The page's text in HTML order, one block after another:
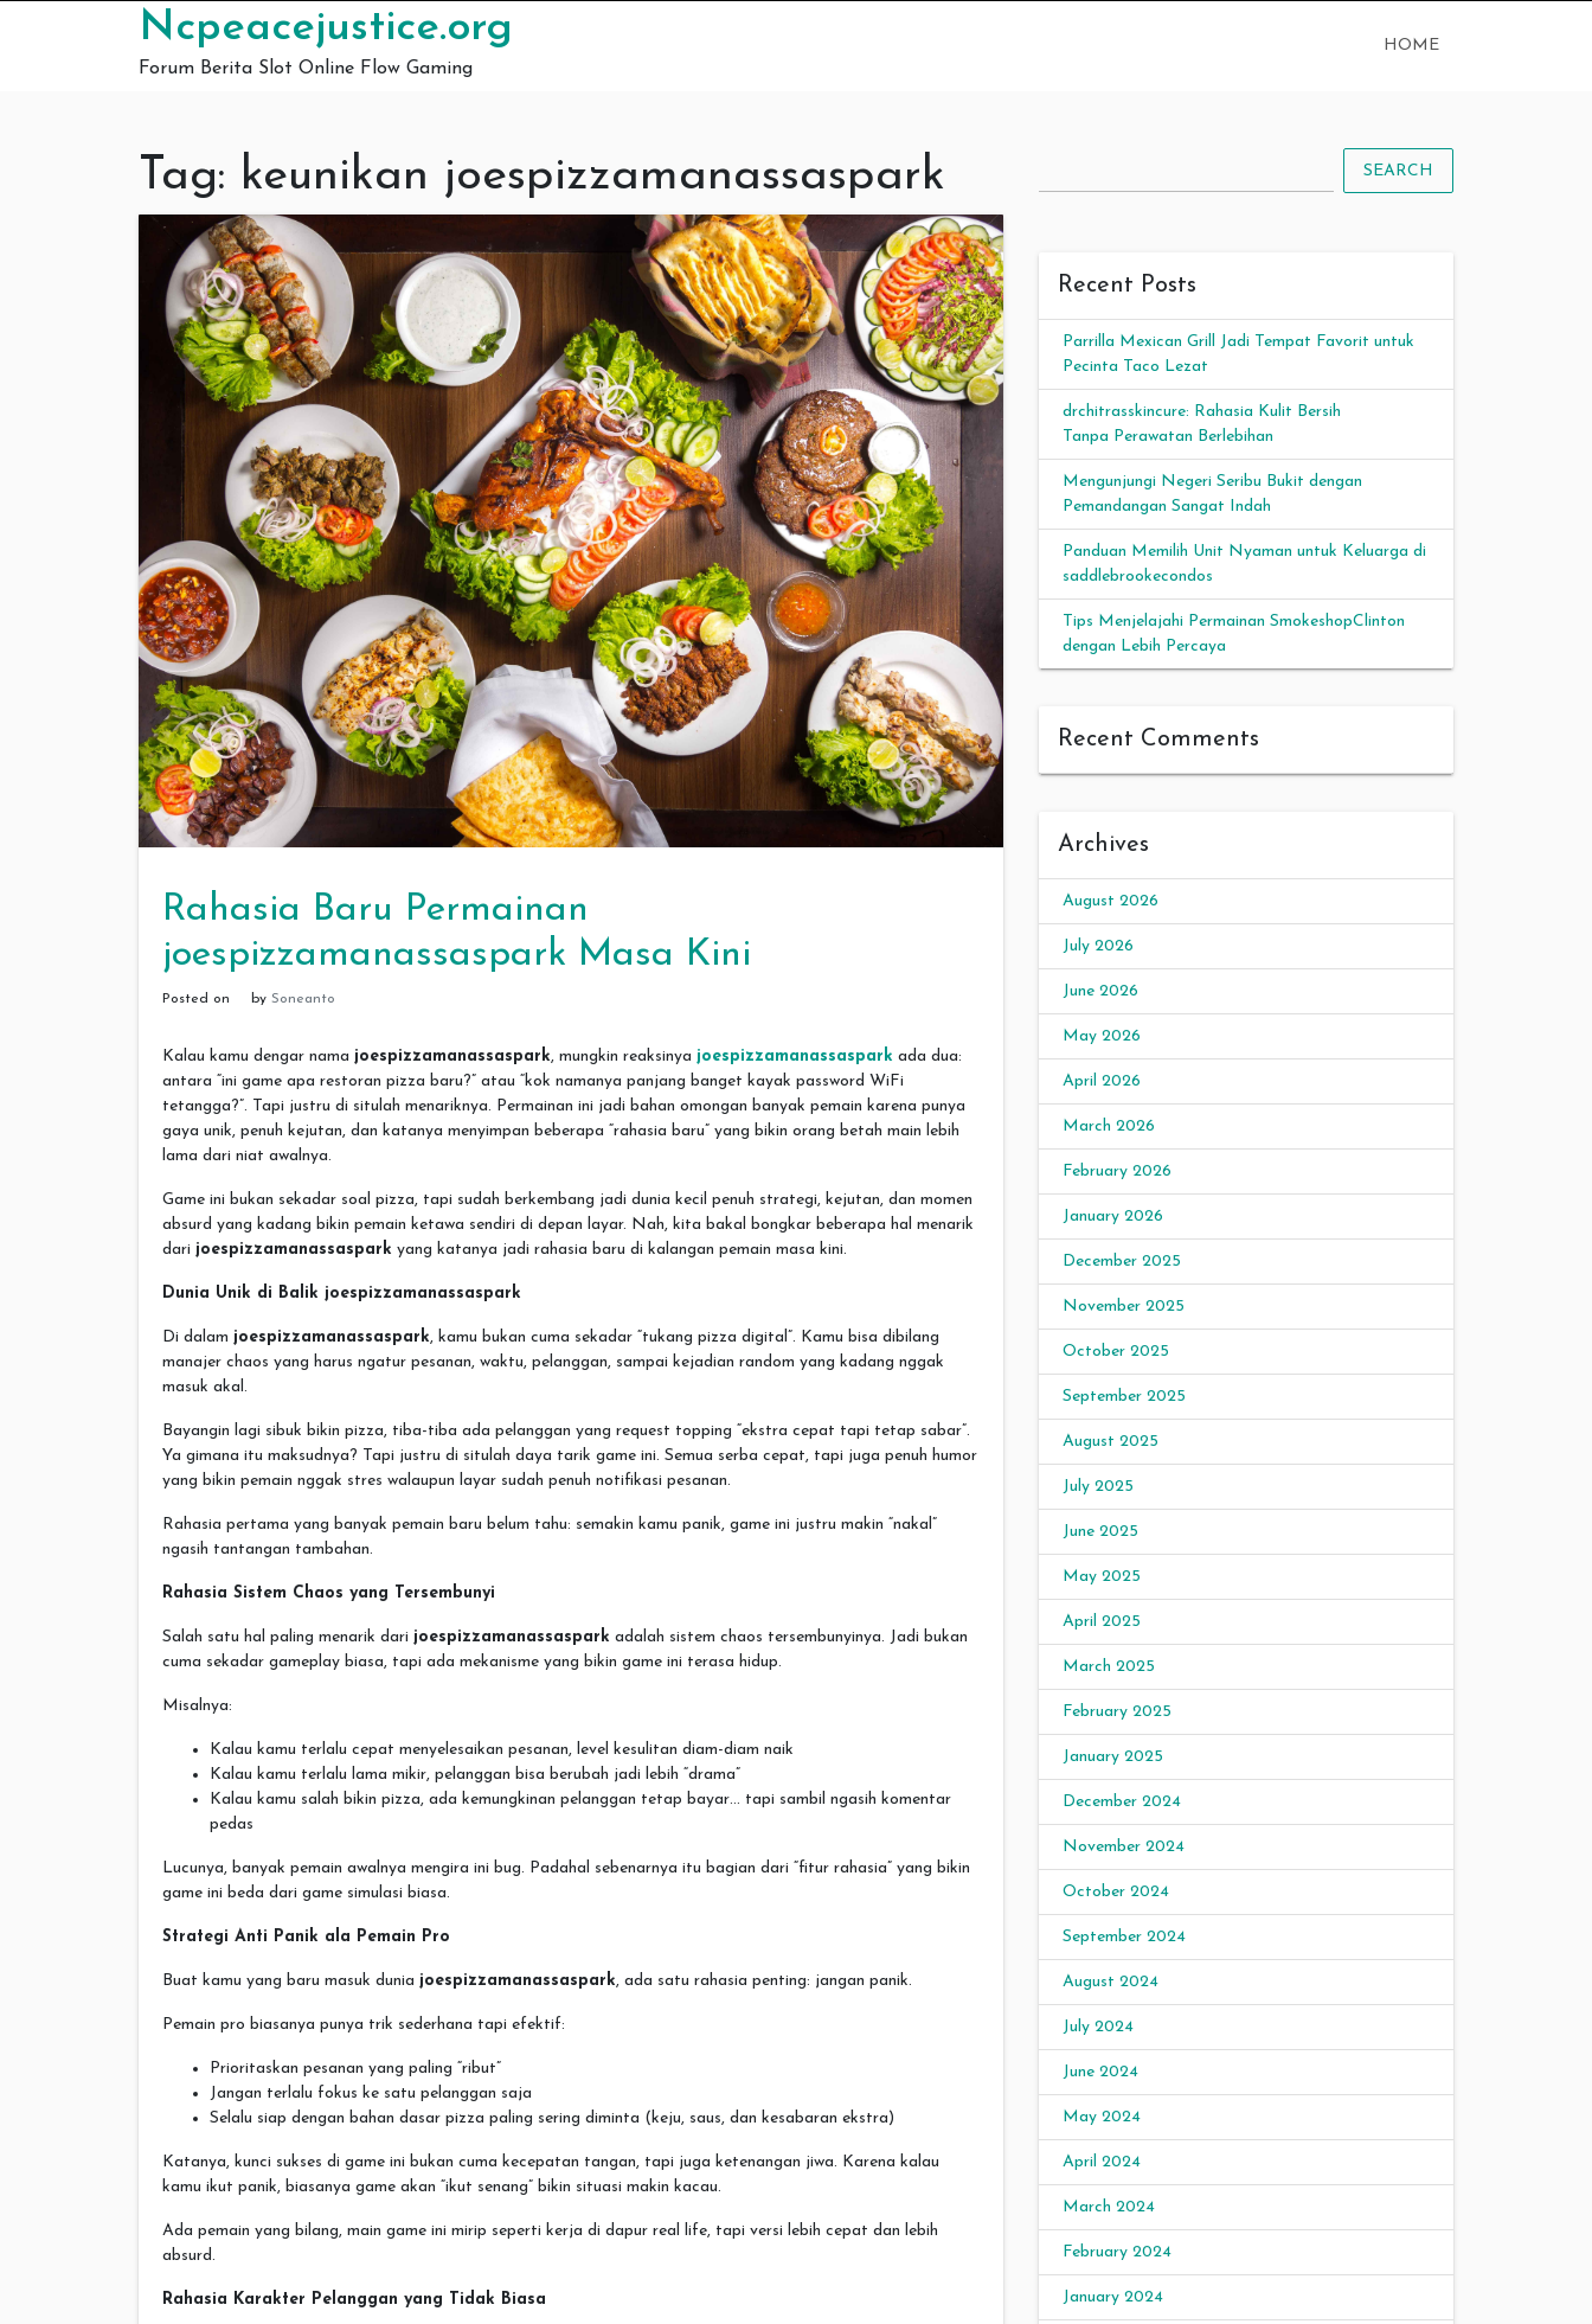
Ncpeacejustice.org
Forum Berita Slot Online Flow Gaming
HOME
Tag: keunikan joespizzamanassaspark
Rahasia Baru Permainan
joespizzamanassaspark Masa Kini
Posted on by Soneanto
Kalau kamu dengar nama joespizzamanassaspark, mungkin reaksinya joespizzamanassaspark ada dua:
antara “ini game apa restoran pizza baru?” atau “kok namanya panjang banget kayak password WiFi
tetangga?”. Tapi justru di situlah menariknya. Permainan ini jadi bahan omongan banyak pemain karena punya
gaya unik, penuh kejutan, dan katanya menyimpan beberapa “rahasia baru” yang bikin orang betah main lebih
lama dari niat awalnya.
Game ini bukan sekadar soal pizza, tapi sudah berkembang jadi dunia kecil penuh strategi, kejutan, dan momen
absurd yang kadang bikin pemain ketawa sendiri di depan layar. Nah, kita bakal bongkar beberapa hal menarik
dari joespizzamanassaspark yang katanya jadi rahasia baru di kalangan pemain masa kini.
Dunia Unik di Balik joespizzamanassaspark
Di dalam joespizzamanassaspark, kamu bukan cuma sekadar “tukang pizza digital”. Kamu bisa dibilang
manajer chaos yang harus ngatur pesanan, waktu, pelanggan, sampai kejadian random yang kadang nggak
masuk akal.
Bayangin lagi sibuk bikin pizza, tiba-tiba ada pelanggan yang request topping “ekstra cepat tapi tetap sabar”.
Ya gimana itu maksudnya? Tapi justru di situlah daya tarik game ini. Semua serba cepat, tapi juga penuh humor
yang bikin pemain nggak stres walaupun layar sudah penuh notifikasi pesanan.
Rahasia pertama yang banyak pemain baru belum tahu: semakin kamu panik, game ini justru makin “nakal”
ngasih tantangan tambahan.
Rahasia Sistem Chaos yang Tersembunyi
Salah satu hal paling menarik dari joespizzamanassaspark adalah sistem chaos tersembunyinya. Jadi bukan
cuma sekadar gameplay biasa, tapi ada mekanisme yang bikin game ini terasa hidup.
Misalnya:
Kalau kamu terlalu cepat menyelesaikan pesanan, level kesulitan diam-diam naik
Kalau kamu terlalu lama mikir, pelanggan bisa berubah jadi lebih “drama”
Kalau kamu salah bikin pizza, ada kemungkinan pelanggan tetap bayar… tapi sambil ngasih komentar
pedas
Lucunya, banyak pemain awalnya mengira ini bug. Padahal sebenarnya itu bagian dari “fitur rahasia” yang bikin
game ini beda dari game simulasi biasa.
Strategi Anti Panik ala Pemain Pro
Buat kamu yang baru masuk dunia joespizzamanassaspark, ada satu rahasia penting: jangan panik.
Pemain pro biasanya punya trik sederhana tapi efektif:
Prioritaskan pesanan yang paling “ribut”
Jangan terlalu fokus ke satu pelanggan saja
Selalu siap dengan bahan dasar pizza paling sering diminta (keju, saus, dan kesabaran ekstra)
Katanya, kunci sukses di game ini bukan cuma kecepatan tangan, tapi juga ketenangan jiwa. Karena kalau
kamu ikut panik, biasanya game akan “ikut senang” bikin situasi makin kacau.
Ada pemain yang bilang, main game ini mirip seperti kerja di dapur real life, tapi versi lebih cepat dan lebih
absurd.
Rahasia Karakter Pelanggan yang Tidak Biasa
SEARCH
Recent Posts
Parrilla Mexican Grill Jadi Tempat Favorit untuk
Pecinta Taco Lezat
drchitrasskincure: Rahasia Kulit Bersih
Tanpa Perawatan Berlebihan
Mengunjungi Negeri Seribu Bukit dengan
Pemandangan Sangat Indah
Panduan Memilih Unit Nyaman untuk Keluarga di
saddlebrookecondos
Tips Menjelajahi Permainan SmokeshopClinton
dengan Lebih Percaya
Recent Comments
Archives
August 2026
July 2026
June 2026
May 2026
April 2026
March 2026
February 2026
January 2026
December 2025
November 2025
October 2025
September 2025
August 2025
July 2025
June 2025
May 2025
April 2025
March 2025
February 2025
January 2025
December 2024
November 2024
October 2024
September 2024
August 2024
July 2024
June 2024
May 2024
April 2024
March 2024
February 2024
January 2024